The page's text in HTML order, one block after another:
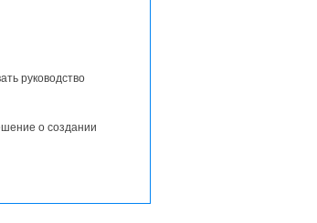
руководство
о создании